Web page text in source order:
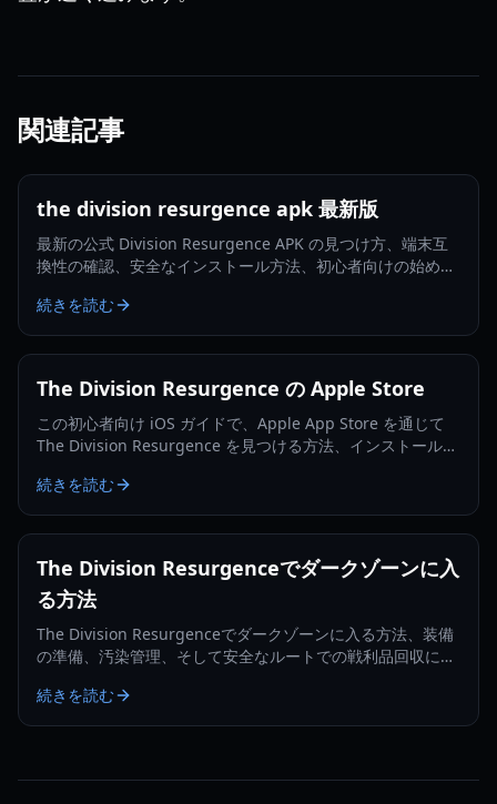
関連記事
the division resurgence apk 最新版
最新の公式 Division Resurgence APK の見つけ方、端末互
換性の確認、安全なインストール方法、初心者向けの始め方
続きを読む
The Division Resurgence の Apple Store
この初心者向け iOS ガイドで、Apple App Store を通じて
The Division Resurgence を見つける方法、インストール、
続きを読む
The Division Resurgenceでダークゾーンに入
る方法
The Division Resurgenceでダークゾーンに入る方法、装備
の準備、汚染管理、そして安全なルートでの戦利品回収につ
続きを読む